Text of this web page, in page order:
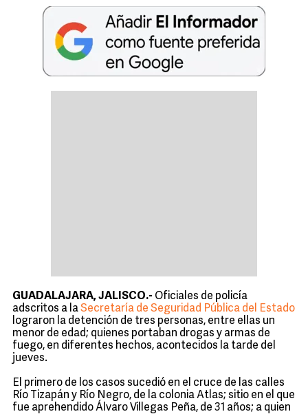
GUADALAJARA, JALISCO.- Oficiales de policía
adscritos a laSecretaría de Seguridad Pública del Estado
lograron la detención de tres personas, entre ellas un
menor de edad; quienes portaban drogas y armas de
fuego, en diferentes hechos, acontecidos la tarde del
jueves.
El primero de los casos sucedió en el cruce de las calles
Río Tizapán y Río Negro, de la colonia Atlas; sitio en el que
fue aprehendido Álvaro Villegas Peña, de 31 años; a quien